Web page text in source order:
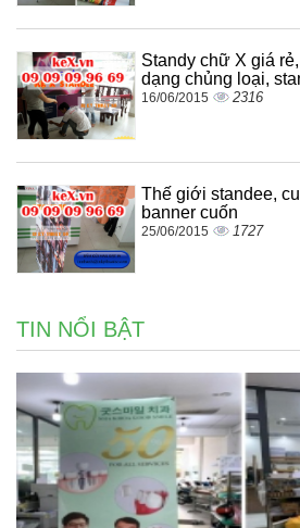
Standy chữ X giá
dạng chủng loại,
16/06/2015 2316
Thế giới standee,
banner cuốn
25/06/2015 1727
TIN NỔI BẬT